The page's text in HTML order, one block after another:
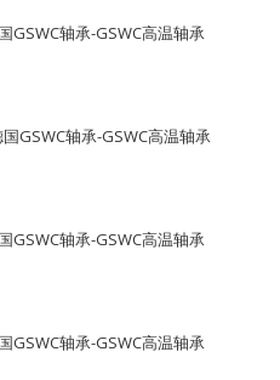
GSWC轴承-GSWC高温轴承
GSWC轴承-GSWC高温轴承
GSWC轴承-GSWC高温轴承
GSWC轴承-GSWC高温轴承